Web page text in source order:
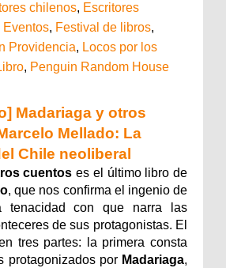
chilenos, Escritores
Eventos, Festival de libros,
Providencia, Locos por los
, Penguin Random House
Madariaga y otros
Mellado: La
Chile neoliberal
cuentos es el último libro de
, que nos confirma el ingenio de
con que narra las
de sus protagonistas. El
tres partes: la primera consta
protagonizados por Madariaga,